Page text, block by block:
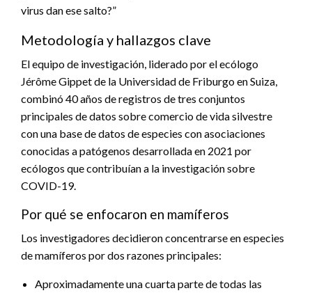
virus dan ese salto?”
Metodología y hallazgos clave
El equipo de investigación, liderado por el ecólogo
Jérôme Gippet de la Universidad de Friburgo en Suiza,
combinó 40 años de registros de tres conjuntos
principales de datos sobre comercio de vida silvestre
con una base de datos de especies con asociaciones
conocidas a patógenos desarrollada en 2021 por
ecólogos que contribuían a la investigación sobre
COVID-19.
Por qué se enfocaron en mamíferos
Los investigadores decidieron concentrarse en especies
de mamíferos por dos razones principales:
Aproximadamente una cuarta parte de todas las